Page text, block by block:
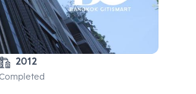
2012
Completed